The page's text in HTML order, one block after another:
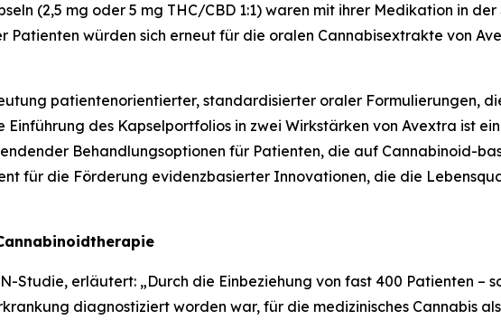
(2,5 mg oder 5 mg THC/CBD 1:1) waren mit ihrer Medikation in
Patienten würden sich erneut für die oralen Cannabisextrakte von
patientenorientierter, standardisierter oraler Formulierungen,
Einführung des Kapselportfolios in zwei Wirkstärken von Avextra ist
Behandlungsoptionen für Patienten, die auf Cannabinoid-
für die Förderung evidenzbasierter Innovationen, die die
Studie, erläutert: „Durch die Einbeziehung von fast 400 Patienten –
diagnostiziert worden war, für die medizinisches Cannabis